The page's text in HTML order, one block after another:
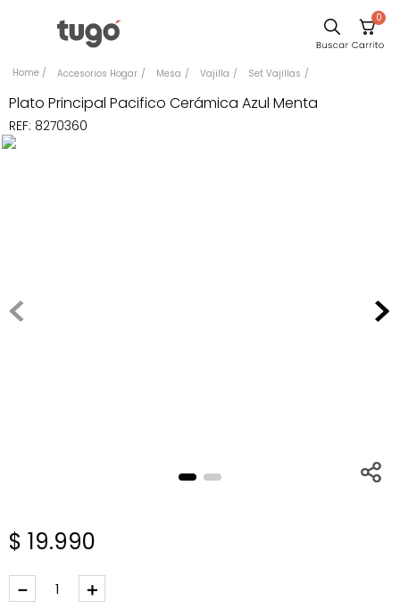
0
Accesorios Hogar Mesa Vajilla Set Vajillas
Plato Principal Pacifico Cerámica Azul Menta
REF: 8270360
$ 19.990
＋
－
Comedor
Escritorio